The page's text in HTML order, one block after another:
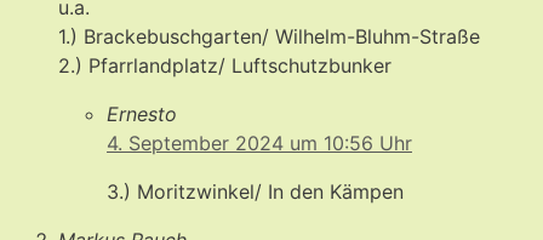
u.a.
1.) Brackebuschgarten/ Wilhelm-Bluhm-Straße
2.) Pfarrlandplatz/ Luftschutzbunker
Ernesto
4. September 2024 um 10:56 Uhr
3.) Moritzwinkel/ In den Kämpen